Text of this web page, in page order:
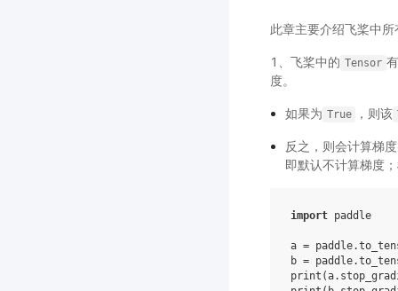
此章主要介绍飞桨中
1、飞桨中的 Tensor 有
度。
如果为 True ，则该
反之，则会计算梯
即默认不计算梯度
import paddle
a = paddle.
b = paddle.
print (a.